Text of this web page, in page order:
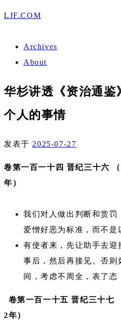
LJF.COM
Archives
About
华杉讲透《资治通鉴
个人的事情
发表于 2025-07-27
卷第一百一十四 晋纪三十六
年）
我们对人做出判断和赏罚
爱憎好恶为标准，而不是
有使者来，先让助手去迎
事后，然后再接见。否则
间，考虑不周全，表了态
卷第一百一十五 晋纪三十七
2年）